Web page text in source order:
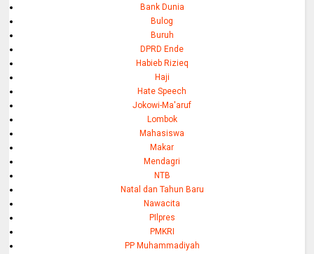
Bank Dunia
Bulog
Buruh
DPRD Ende
Habieb Rizieq
Haji
Hate Speech
Jokowi-Ma'aruf
Lombok
Mahasiswa
Makar
Mendagri
NTB
Natal dan Tahun Baru
Nawacita
PIlpres
PMKRI
PP Muhammadiyah